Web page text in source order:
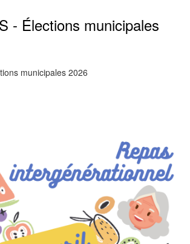
- Élections municipales
municipales 2026